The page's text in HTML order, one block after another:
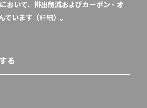
おいて、排出削減およびカーボン・オ
でいます（詳細）。
る